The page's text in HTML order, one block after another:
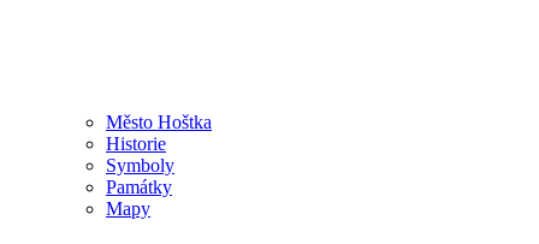
Město Hoštka
Historie
Symboly
Památky
Mapy